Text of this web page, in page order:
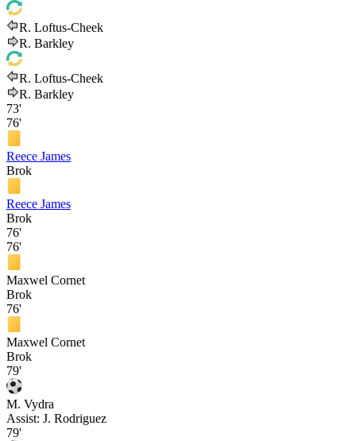
R. Loftus-Cheek
R. Barkley
R. Loftus-Cheek
R. Barkley
73'
76'
Reece James
Brok
Reece James
Brok
76'
76'
Maxwel Cornet
Brok
76'
Maxwel Cornet
Brok
79'
M. Vydra
Assist: J. Rodriguez
79'